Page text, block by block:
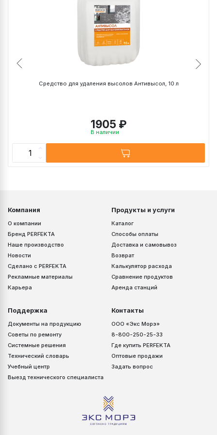
~ 43 кг
~ 52 кг
~ 41 кг
~ 33 кг
~ 47 кг
1,4 НФ (250х120х88
Средство для удаления высолов Антивысол, 10 л
1905 ₽
В наличии
Компания
О компании
Бренд PERFEKTA
Наше производство
Новости
Сделано с PERFEKTA
Рекламные материалы
Карьера
Продукты и услуги
Каталог
Способы оплаты
Доставка и самовывоз
Возврат
Калькулятор расхода
Сравнение продуктов
Аренда станций
Поддержка
Документы на продукцию
Советы по ремонту
Системные решения
Технический словарь
Учебный центр
Выезд технического специалиста
Контакты
ООО «Экс Морэ»
8-800-250-25-33
Где купить PERFEKTA
Оптовые продажи
Задать вопрос